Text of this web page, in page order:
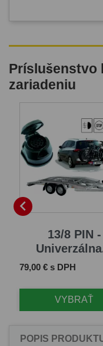
Príslušenstvo
zariadeniu

13/8 PIN -
Cena
79,00 € s DPH
VYBRAŤ
POPIS